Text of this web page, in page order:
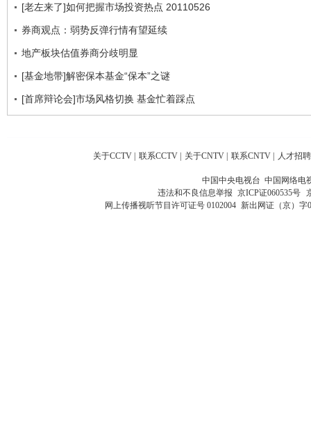
[老左来了]如何把握市场投资热点 20110526
券商观点：弱势反弹行情有望延续
地产板块估值券商分歧明显
[基金地带]解密保本基金“保本”之谜
[首席辩论会]市场风格切换 基金忙着踩点
关于CCTV | 联系CCTV | 关于CNTV | 联系CNTV | 人才招聘
中国中央电视台 中国网络电
违法和不良信息举报 京ICP证060535号
网上传播视听节目许可证号 0102004 新出网证（京）